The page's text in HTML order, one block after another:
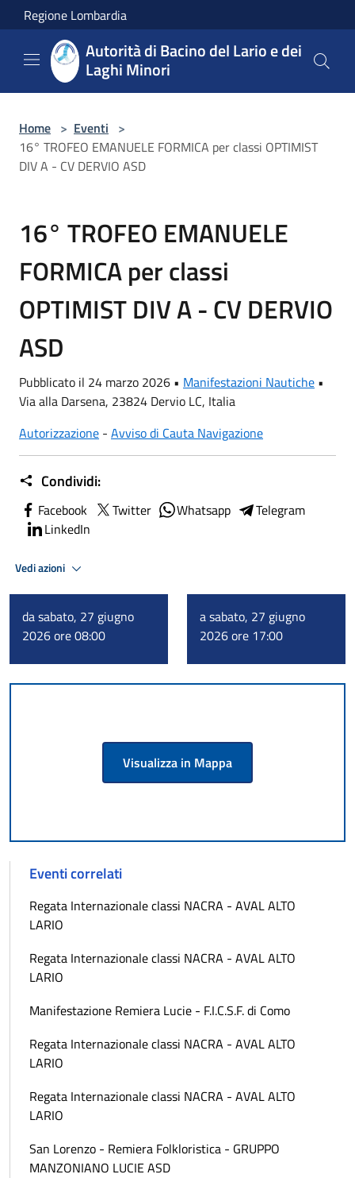
Salta al contenuto principale
Regione Lombardia
Autorità di Bacino del Lario e dei
Laghi Minori
Home > Eventi >
16° TROFEO EMANUELE FORMICA per classi OPTIMIST
DIV A - CV DERVIO ASD
16° TROFEO EMANUELE
FORMICA per classi
OPTIMIST DIV A - CV DERVIO
ASD
Pubblicato il 24 marzo 2026 • Manifestazioni Nautiche •
Via alla Darsena, 23824 Dervio LC, Italia
Autorizzazione - Avviso di Cauta Navigazione
Condividi:
Facebook Twitter Whatsapp
Telegram
LinkedIn
Vedi azioni
da sabato, 27 giugno
2026 ore 08:00
a sabato, 27 giugno
2026 ore 17:00
Visualizza in Mappa
Eventi correlati
Regata Internazionale classi NACRA - AVAL ALTO
LARIO
Regata Internazionale classi NACRA - AVAL ALTO
LARIO
Manifestazione Remiera Lucie - F.I.C.S.F. di Como
Regata Internazionale classi NACRA - AVAL ALTO
LARIO
Regata Internazionale classi NACRA - AVAL ALTO
LARIO
San Lorenzo - Remiera Folkloristica - GRUPPO
MANZONIANO LUCIE ASD